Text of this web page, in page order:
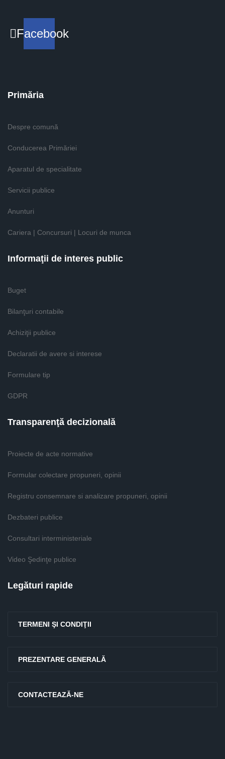
Facebook
Primăria
Despre comună
Conducerea Primăriei
Aparatul de specialitate
Servicii publice
Anunturi
Cariera | Concursuri | Locuri de munca
Informaţii de interes public
Buget
Bilanţuri contabile
Achiziţii publice
Declaratii de avere si interese
Formulare tip
GDPR
Transparenţă decizională
Proiecte de acte normative
Formular colectare propuneri, opinii
Registru consemnare si analizare propuneri, opinii
Dezbateri publice
Consultari interministeriale
Video Şedinţe publice
Legături rapide
TERMENI ŞI CONDIŢII
PREZENTARE GENERALĂ
CONTACTEAZĂ-NE